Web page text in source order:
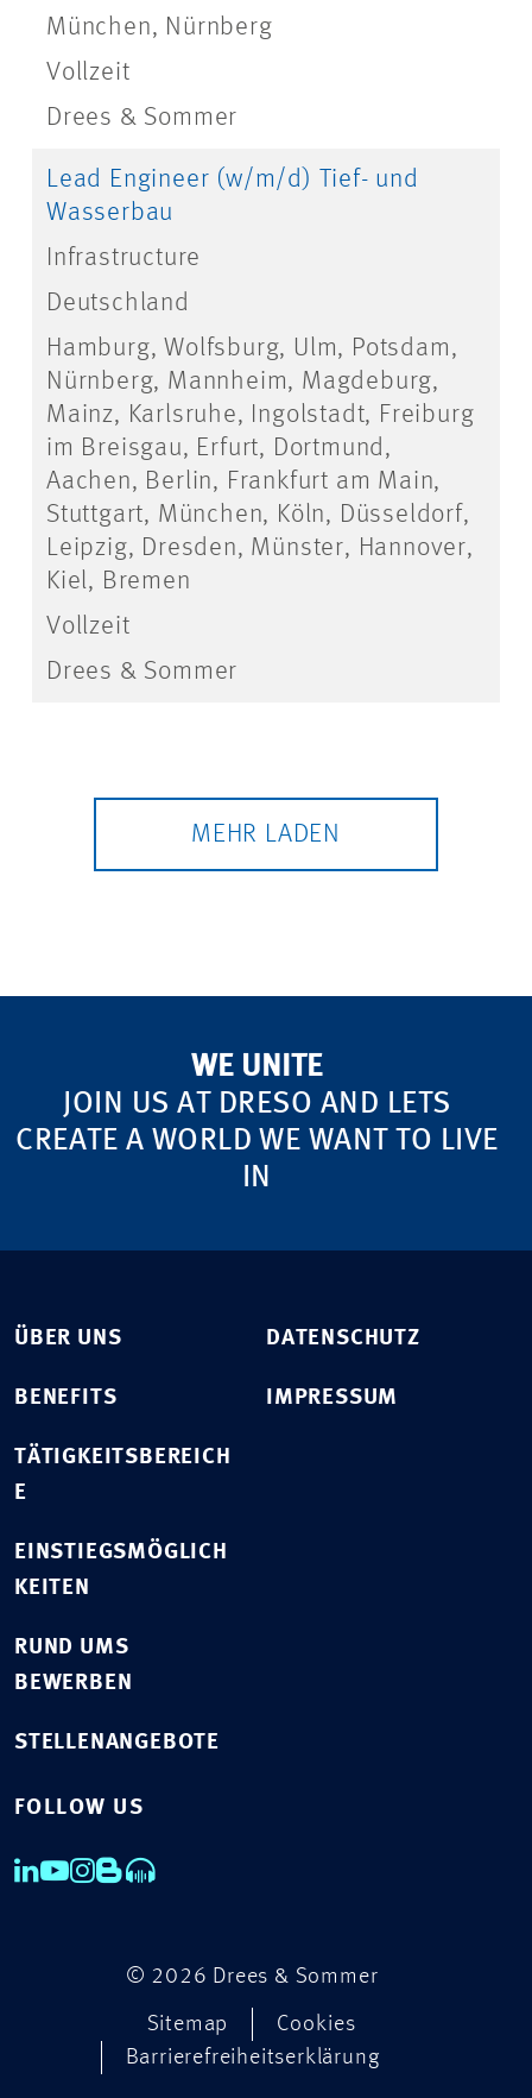
München, Nürnberg
Vollzeit
Drees & Sommer
Lead Engineer (w/m/d) Tief- und
Wasserbau
Infrastructure
Deutschland
Hamburg, Wolfsburg, Ulm, Potsdam,
Nürnberg, Mannheim, Magdeburg,
Mainz, Karlsruhe, Ingolstadt, Freiburg
im Breisgau, Erfurt, Dortmund,
Aachen, Berlin, Frankfurt am Main,
Stuttgart, München, Köln, Düsseldorf,
Leipzig, Dresden, Münster, Hannover,
Kiel, Bremen
Vollzeit
Drees & Sommer
MEHR LADEN
WE UNITE
JOIN US AT DRESO AND LETS
CREATE A WORLD WE WANT TO LIVE
IN
ÜBER UNS
BENEFITS
TÄTIGKEITSBEREICH
E
EINSTIEGSMÖGLICH
KEITEN
RUND UMS
BEWERBEN
STELLENANGEBOTE
DATENSCHUTZ
IMPRESSUM
FOLLOW US
© 2026 Drees & Sommer
Sitemap
Cookies
Barrierefreiheitserklärung